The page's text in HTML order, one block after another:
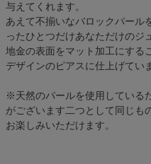
与えてくれます。
あえて不揃いなバロックパール
ったひとつだけあなただけのジ
地金の表面をマット加工にする
デザインのピアスに仕上げてい
※天然のパールを使用している
がございます二つとして同じも
お楽しみいただけます。